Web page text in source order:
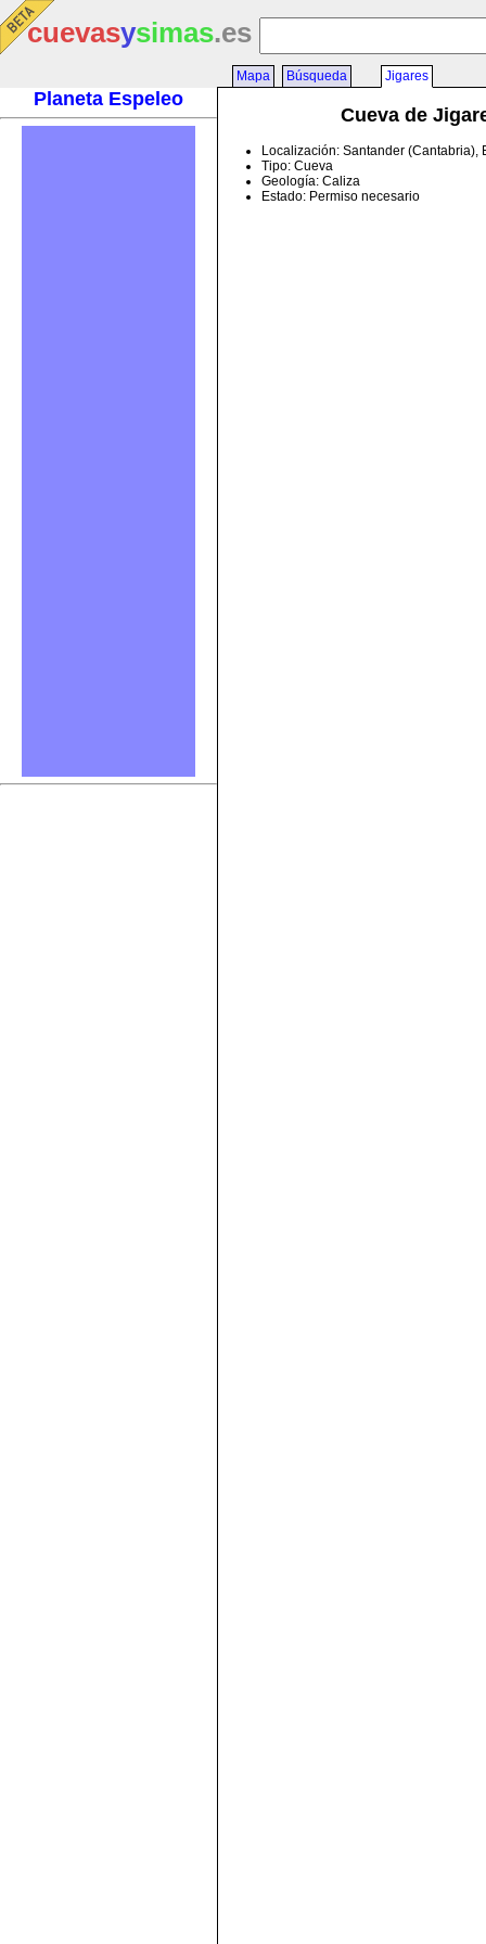
cuevasysimas.es
Planeta Espeleo
Mapa Búsqueda Jigares
Cueva de
Localización: Santander (Cantabria),
Tipo: Cueva
Geología: Caliza
Estado: Permiso necesario